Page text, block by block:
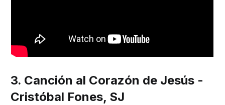
3. Canción al Corazón de Jesús -
Cristóbal Fones, SJ